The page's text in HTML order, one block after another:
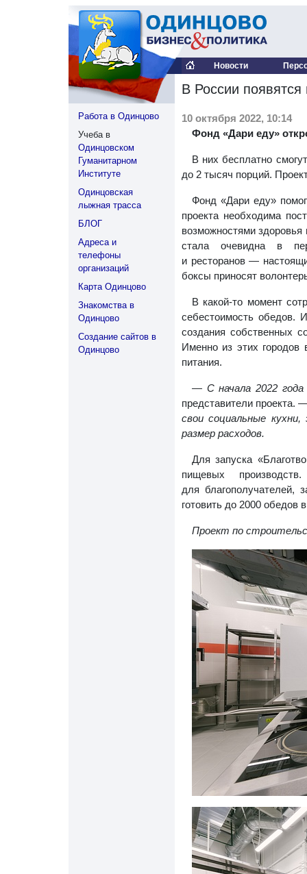
Новости
Работа в Одинцово
Учеба в
Одинцовском
Гуманитарном
Институте
Одинцовская
лыжная трасса
БЛОГ
Адреса и
телефоны
организаций
Карта Одинцово
Знакомства в
Одинцово
Создание сайтов в
Одинцово
В России
10 октября 2022, 10:14
Фонд «Дари еду»
В них бесплатно
до 2 тысяч порций.
Фонд «Дари еду»
проекта необходима
возможностями здоровья
стала очевидна в
и ресторанов —
боксы приносят
В какой-то момент
себестоимость обедов.
создания собственных
Именно из этих городов
питания.
— С начала 2022 года
представители проекта.
свои социальные
размер расходов.
Для запуска
пищевых
для благополучателей,
готовить до 2000 обедов
Проект по